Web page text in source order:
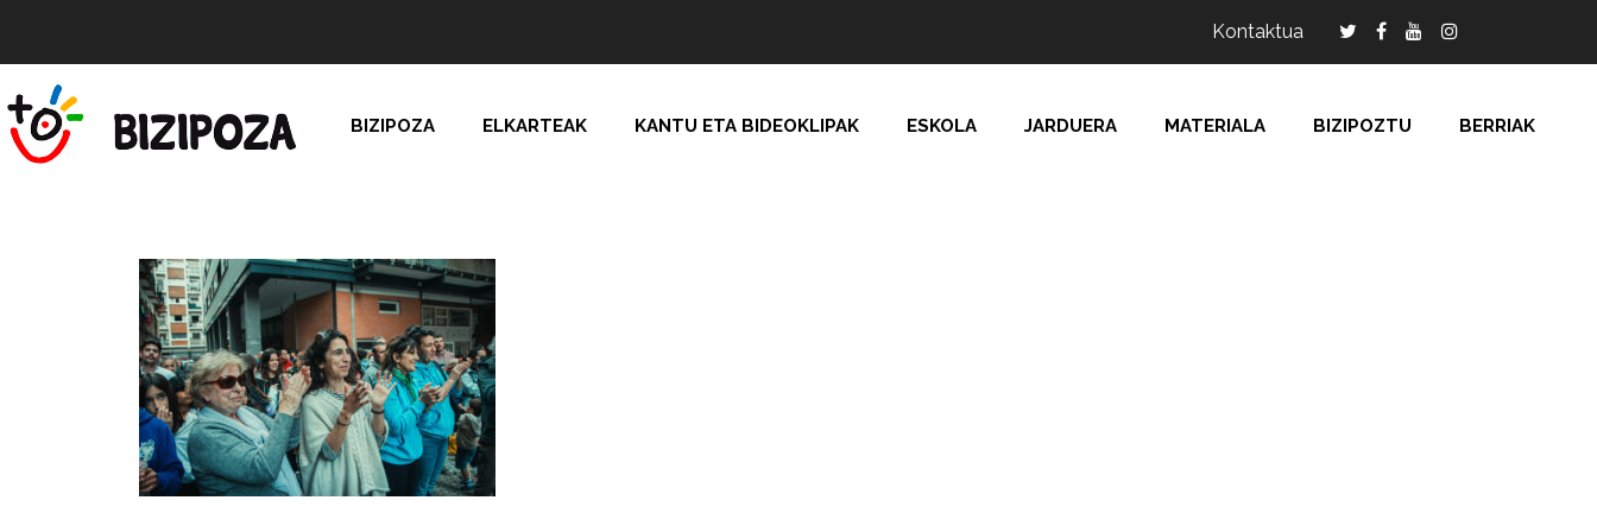
Kontaktua
BIZIPOZA ELKARTEAK KANTU ETA BIDEOKLIPAK ESKOLA JARDUERA MATERIALA BIZIPOZTU BERRIAK